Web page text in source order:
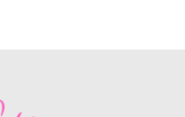
página